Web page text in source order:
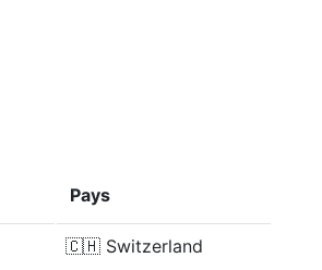
Pays
🇨🇭 Switzerland